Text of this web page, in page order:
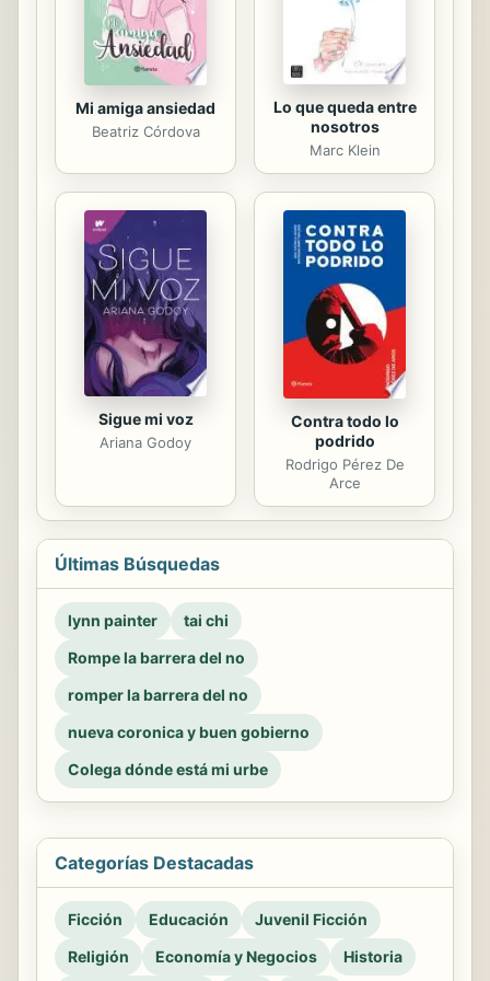
desbaratan la...
Mi amiga ansiedad
Beatriz Córdova
Lo que queda entre
nosotros
Marc Klein
Sigue mi voz
Ariana Godoy
Contra todo lo
podrido
Rodrigo Pérez De
Arce
Últimas Búsquedas
lynn painter
tai chi
Rompe la barrera del no
romper la barrera del no
nueva coronica y buen gobierno
Colega dónde está mi urbe
Categorías Destacadas
Ficción Educación
Juvenil Ficción
Religión
Economía y Negocios Historia